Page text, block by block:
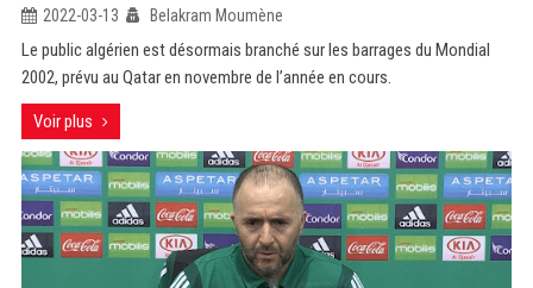
2022-03-13 Belakram Moumène
Le public algérien est désormais branché sur les barrages du Mondial
2002, prévu au Qatar en novembre de l’année en cours.
Voir plus